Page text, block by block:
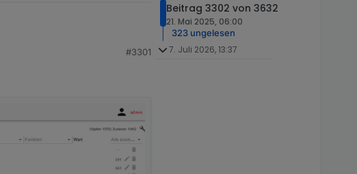
#3301
Beitrag 3302 von 3632
21. Mai 2025, 06:00
323 ungelesen
7. Juli 2026, 13:37